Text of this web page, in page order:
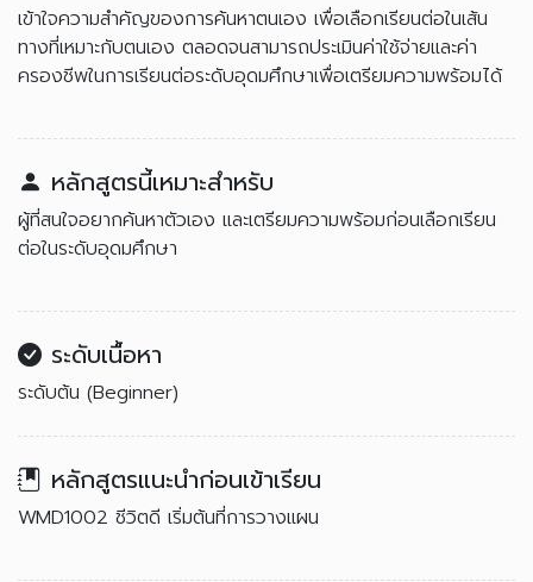
เข้าใจความสำคัญของการค้นหาตนเอง เพื่อเลือกเรียนต่อในเส้น
ทางที่เหมาะกับตนเอง ตลอดจนสามารถประเมินค่าใช้จ่ายและค่า
ครองชีพในการเรียนต่อระดับอุดมศึกษาเพื่อเตรียมความพร้อมได้
หลักสูตรนี้เหมาะสำหรับ
ผู้ที่สนใจอยากค้นหาตัวเอง และเตรียมความพร้อมก่อนเลือกเรียน
ต่อในระดับอุดมศึกษา
ระดับเนื้อหา
ระดับต้น (Beginner)
หลักสูตรแนะนำก่อนเข้าเรียน
WMD1002 ชีวิตดี เริ่มต้นที่การวางแผน